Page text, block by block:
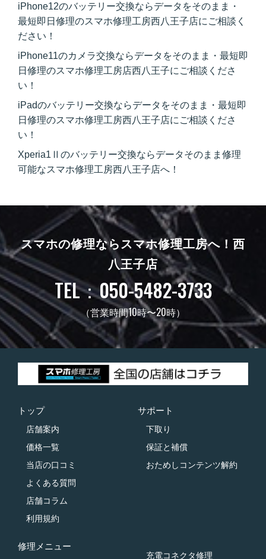
iPhone12のバッテリー交換ならデータをそのまま・
最短即日修理のスマホ修理工房西八王子店にご相談く
ださい！
iPhone11のカメラ交換ならデータをそのまま・最短即
日修理のスマホ修理工房店西八王子にご相談くださ
い！
iPadのバッテリー交換ならデータをそのまま・最短即
日修理のスマホ修理工房西八王子店にご相談くださ
い！
Xperia1Ⅱのバッテリー交換ならデータそのまま修理
可能なスマホ修理工房西八王子店へ！
スマホの修理ならスマホ修理工房へ！ 西
八王子店
TEL：050-5482-3733
（営業時間10時〜20時）
トップ
店舗案内
価格一覧
当店の口コミ
よくある質問
店舗コラム
利用規約
サポート
下取り
保証と補償
おためしコンテンツ解約
修理メニュー
充電コネクタ修理